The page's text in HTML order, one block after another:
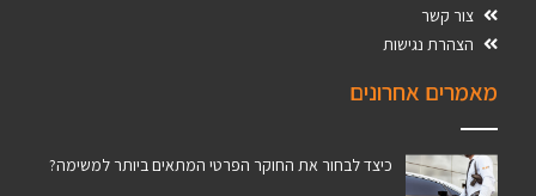
צור קשר
הצהרת נגישות
מאמרים אחרונים
כיצד לבחור את החוקר הפרטי המתאים ביותר למשימה?